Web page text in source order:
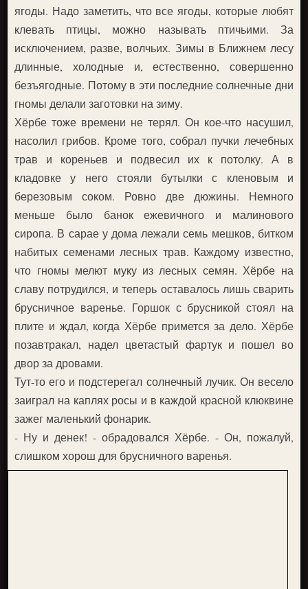
ягоды. Надо заметить, что все ягоды, которые любят
клевать птицы, можно называть птичьими. За
исключением, разве, волчьих. Зимы в Ближнем лесу
длинные, холодные и, естественно, совершенно
безъягодные. Потому в эти последние солнечные дни
гномы делали заготовки на зиму.
Хёрбе тоже времени не терял. Он кое-что насушил,
насолил грибов. Кроме того, собрал пучки лечебных
трав и кореньев и подвесил их к потолку. А в
кладовке у него стояли бутылки с кленовым и
березовым соком. Ровно две дюжины. Немного
меньше было банок ежевичного и малинового
сиропа. В сарае у дома лежали семь мешков, битком
набитых семенами лесных трав. Каждому известно,
что гномы мелют муку из лесных семян. Хёрбе на
славу потрудился, и теперь оставалось лишь сварить
брусничное варенье. Горшок с брусникой стоял на
плите и ждал, когда Хёрбе примется за дело. Хёрбе
позавтракал, надел цветастый фартук и пошел во
двор за дровами.
Тут-то его и подстерегал солнечный лучик. Он весело
заиграл на каплях росы и в каждой красной клюквине
зажег маленький фонарик.
- Ну и денек! - обрадовался Хёрбе. - Он, пожалуй,
слишком хорош для брусничного варенья.